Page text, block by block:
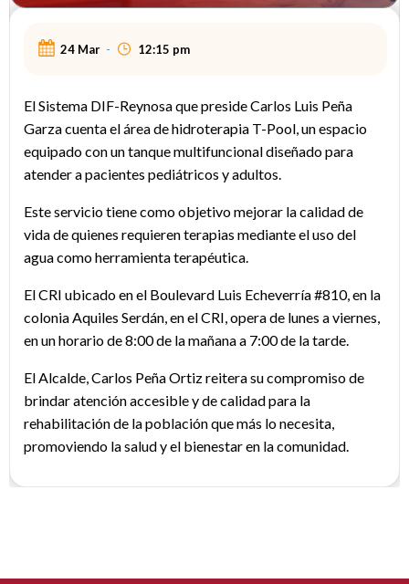
24 Mar - 12:15 pm
El Sistema DIF-Reynosa que preside Carlos Luis Peña
Garza cuenta el área de hidroterapia T-Pool, un espacio
equipado con un tanque multifuncional diseñado para
atender a pacientes pediátricos y adultos.
Este servicio tiene como objetivo mejorar la calidad de
vida de quienes requieren terapias mediante el uso del
agua como herramienta terapéutica.
El CRI ubicado en el Boulevard Luis Echeverría #810, en la
colonia Aquiles Serdán, en el CRI, opera de lunes a viernes,
en un horario de 8:00 de la mañana a 7:00 de la tarde.
El Alcalde, Carlos Peña Ortiz reitera su compromiso de
brindar atención accesible y de calidad para la
rehabilitación de la población que más lo necesita,
promoviendo la salud y el bienestar en la comunidad.